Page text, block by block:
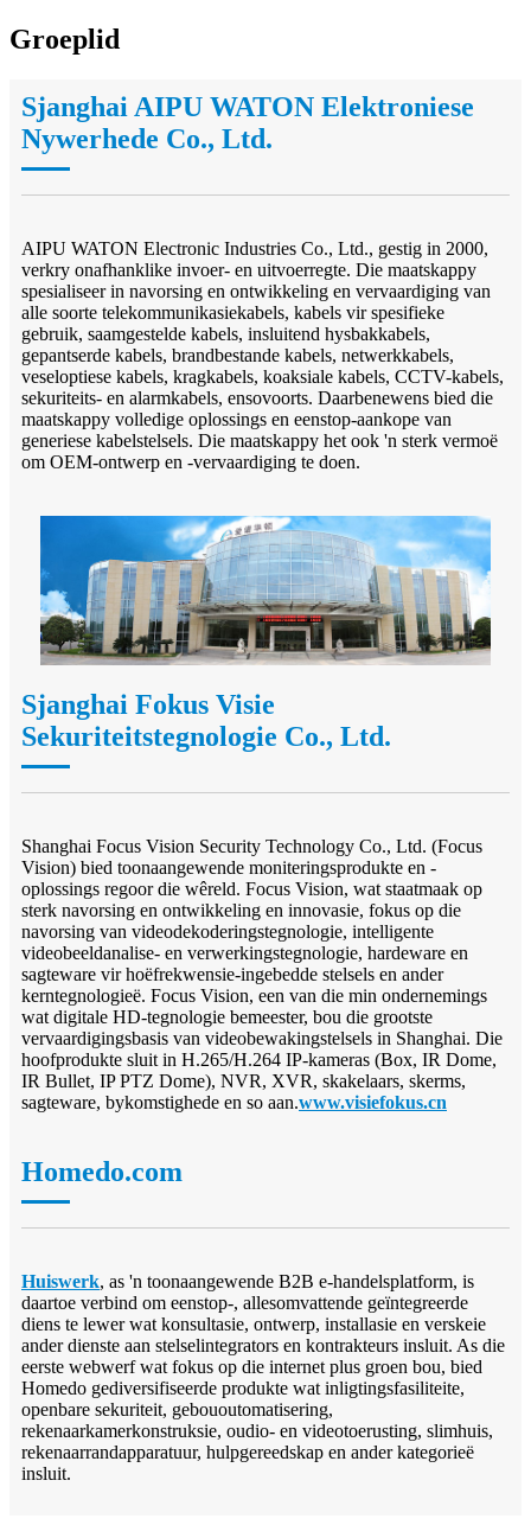
Groeplid
Sjanghai AIPU WATON Elektroniese
Nywerhede Co., Ltd.
AIPU WATON Electronic Industries Co., Ltd., gestig in 2000,
verkry onafhanklike invoer- en uitvoerregte. Die maatskappy
spesialiseer in navorsing en ontwikkeling en vervaardiging van
alle soorte telekommunikasiekabels, kabels vir spesifieke
gebruik, saamgestelde kabels, insluitend hysbakkabels,
gepantserde kabels, brandbestande kabels, netwerkkabels,
veseloptiese kabels, kragkabels, koaksiale kabels, CCTV-kabels,
sekuriteits- en alarmkabels, ensovoorts. Daarbenewens bied die
maatskappy volledige oplossings en eenstop-aankope van
generiese kabelstelsels. Die maatskappy het ook 'n sterk vermoë
om OEM-ontwerp en -vervaardiging te doen.
Sjanghai Fokus Visie
Sekuriteitstegnologie Co., Ltd.
Shanghai Focus Vision Security Technology Co., Ltd. (Focus
Vision) bied toonaangewende moniteringsprodukte en -
oplossings regoor die wêreld. Focus Vision, wat staatmaak op
sterk navorsing en ontwikkeling en innovasie, fokus op die
navorsing van videodekoderingstegnologie, intelligente
videobeeldanalise- en verwerkingstegnologie, hardeware en
sagteware vir hoëfrekwensie-ingebedde stelsels en ander
kerntegnologieë. Focus Vision, een van die min ondernemings
wat digitale HD-tegnologie bemeester, bou die grootste
vervaardigingsbasis van videobewakingstelsels in Shanghai. Die
hoofprodukte sluit in H.265/H.264 IP-kameras (Box, IR Dome,
IR Bullet, IP PTZ Dome), NVR, XVR, skakelaars, skerms,
sagteware, bykomstighede en so aan.www.visiefokus.cn
Homedo.com
Huiswerk, as 'n toonaangewende B2B e-handelsplatform, is
daartoe verbind om eenstop-, allesomvattende geïntegreerde
diens te lewer wat konsultasie, ontwerp, installasie en verskeie
ander dienste aan stelselintegrators en kontrakteurs insluit. As die
eerste webwerf wat fokus op die internet plus groen bou, bied
Homedo gediversifiseerde produkte wat inligtingsfasiliteite,
openbare sekuriteit, gebououtomatisering,
rekenaarkamerkonstruksie, oudio- en videotoerusting, slimhuis,
rekenaarrandapparatuur, hulpgereedskap en ander kategorieë
insluit.